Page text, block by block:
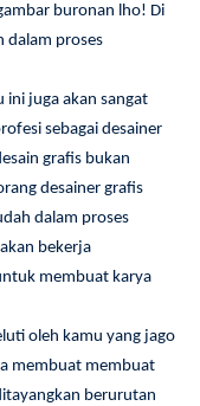
buronan lho! Di
dalam proses
ini juga akan sangat
sebagai desainer
grafis bukan
desainer grafis
dalam proses
bekerja
membuat karya
oleh kamu yang jago
membuat membuat
berurutan